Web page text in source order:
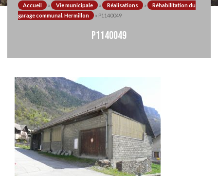
Accueil » Vie municipale » Réalisations »
Réhabilitation du
garage communal. Hermillon
» P1140049
P1140049